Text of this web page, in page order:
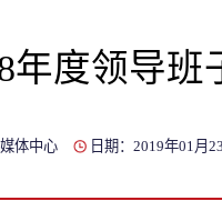
年度领导班
体中心 日期：2019年01月